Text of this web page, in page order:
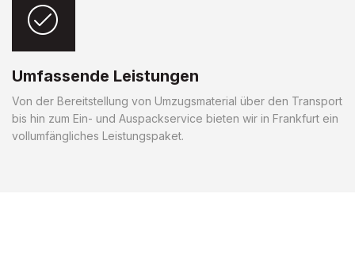
Umfassende Leistungen
Von der Bereitstellung von Umzugsmaterial über den Transport
bis hin zum Ein- und Auspackservice bieten wir in Frankfurt ein
vollumfängliches Leistungspaket.